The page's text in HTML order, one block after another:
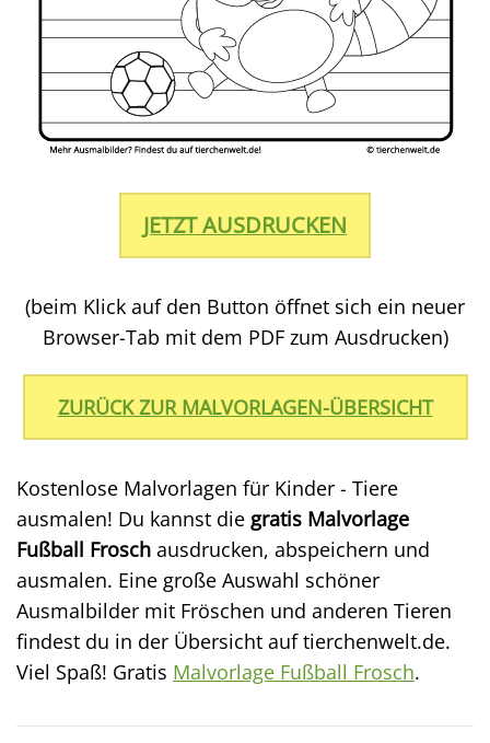
JETZT AUSDRUCKEN
(beim Klick auf den Button öffnet sich ein neuer
Browser-Tab mit dem PDF zum Ausdrucken)
ZURÜCK ZUR MALVORLAGEN-ÜBERSICHT
Kostenlose Malvorlagen für Kinder - Tiere
ausmalen! Du kannst die gratis Malvorlage
Fußball Frosch ausdrucken, abspeichern und
ausmalen. Eine große Auswahl schöner
Ausmalbilder mit Fröschen und anderen Tieren
findest du in der Übersicht auf tierchenwelt.de.
Viel Spaß! Gratis Malvorlage Fußball Frosch.